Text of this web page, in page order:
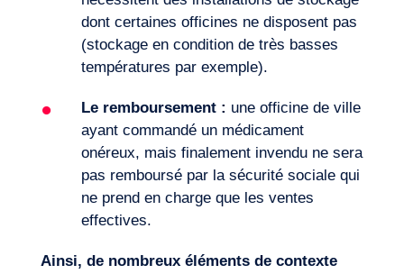
dont certaines officines ne disposent pas
(stockage en condition de très basses
températures par exemple).
Le remboursement : une officine de ville
ayant commandé un médicament
onéreux, mais finalement invendu ne sera
pas remboursé par la sécurité sociale qui
ne prend en charge que les ventes
effectives.
Ainsi, de nombreux éléments de contexte